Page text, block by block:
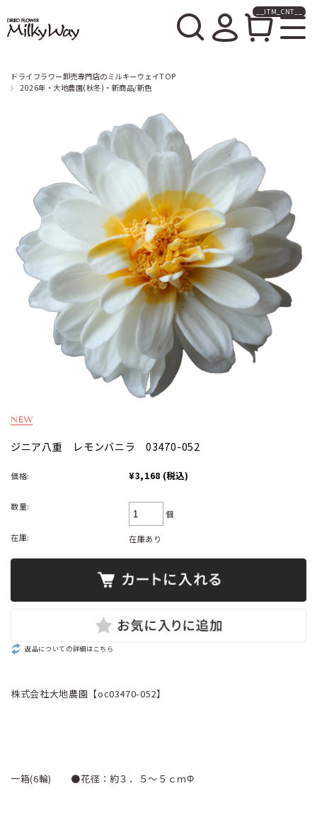
__ITM_CNT__
ドライフラワー卸売専門店のミルキーウェイTOP
2026年・大地農園(秋冬)・新商品/新色
ジニア八重 レモンバニラ 03470-052
価格: ¥3,168 (税込)
数量:
個
在庫: 在庫あり
返品についての詳細はこちら
株式会社大地農園【oc03470-052】
一箱(6輪) ●花径：約３．５～５ｃｍΦ